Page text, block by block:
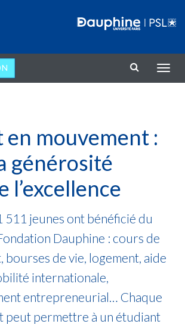
la
en mouvement :
générosité
l’excellence
511 jeunes ont bénéficié du
Dauphine : cours de
de vie, logement, aide
internationale,
entrepreneurial… Chaque
peut permettre à un étudiant